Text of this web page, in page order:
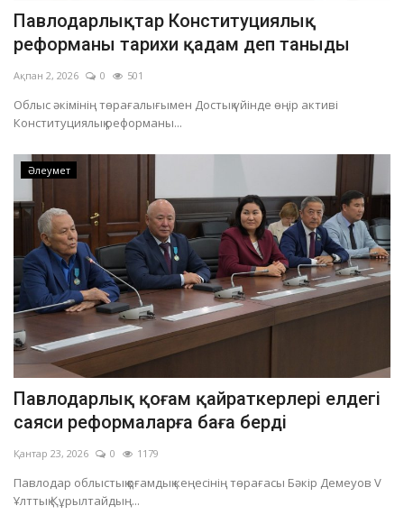
Павлодарлықтар Конституциялық
реформаны тарихи қадам деп таныды
Ақпан 2, 2026 0 501
Облыс әкімінің төрағалығымен Достық үйінде өңір активі
Конституциялық реформаны...
Әлеумет
Павлодарлық қоғам қайраткерлері елдегі
саяси реформаларға баға берді
Қантар 23, 2026 0 1179
Павлодар облыстық қоғамдық кеңесінің төрағасы Бәкір Демеуов V
Ұлттық Құрылтайдың...